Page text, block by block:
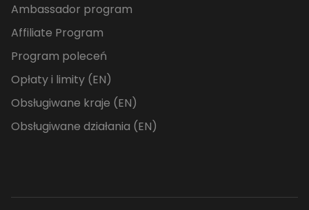
Ambassador program
Affiliate Program
Program poleceń
Opłaty i limity (EN)
Obsługiwane kraje (EN)
Obsługiwane działania (EN)